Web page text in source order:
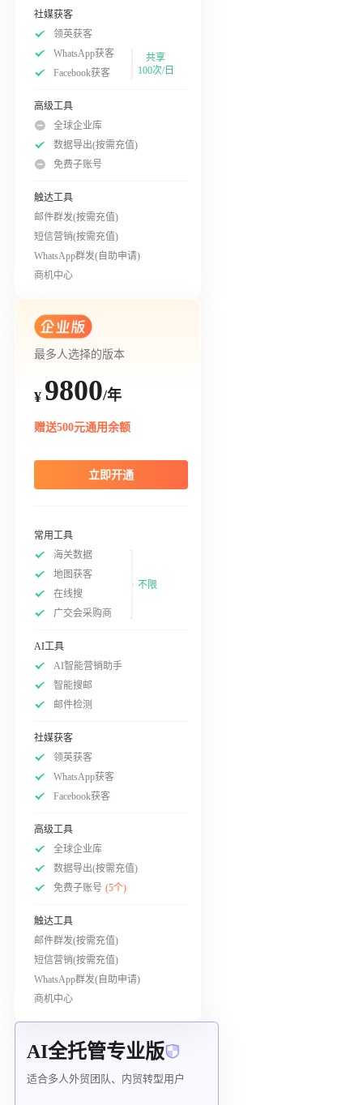
社媒获客
领英获客
WhatsApp获客
Facebook获客
共享
100次/日
高级工具
全球企业库
数据导出(按需充值)
免费子账号
触达工具
邮件群发(按需充值)
短信营销(按需充值)
WhatsApp群发(自助申请)
商机中心
最多人选择的版本
¥ 9800/年
赠送500元通用余额
立即开通
常用工具
海关数据
地图获客
在线搜
广交会采购商
不限
AI工具
AI智能营销助手
智能搜邮
邮件检测
社媒获客
领英获客
WhatsApp获客
Facebook获客
高级工具
全球企业库
数据导出(按需充值)
免费子账号 (5个)
触达工具
邮件群发(按需充值)
短信营销(按需充值)
WhatsApp群发(自助申请)
商机中心
AI全托管专业版
适合多人外贸团队、内贸转型用户